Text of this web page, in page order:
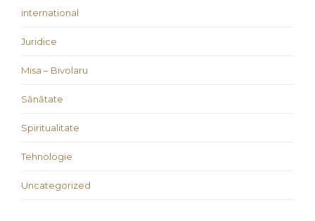
international
Juridice
Misa – Bivolaru
Sănătate
Spiritualitate
Tehnologie
Uncategorized